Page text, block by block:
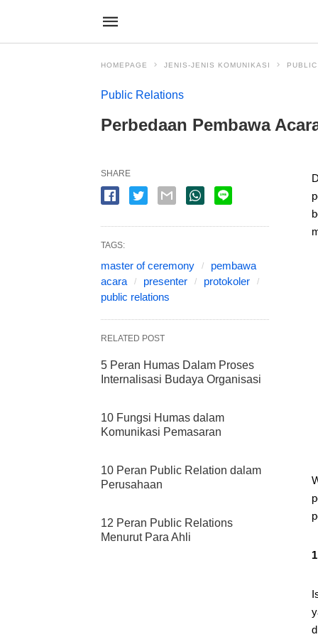
HOMEPAGE JENIS-JENIS KOMUNIKASI
Public Relations
Perbedaan Pembawa
SHARE
TAGS:
master of ceremony
pembawa
acara
presenter
protokoler
public relations
RELATED POST
5 Peran Humas Dalam Proses
Internalisasi Budaya Organisasi
10 Fungsi Humas dalam
Komunikasi Pemasaran
10 Peran Public Relation dalam
Perusahaan
12 Peran Public Relations
Menurut Para Ahli